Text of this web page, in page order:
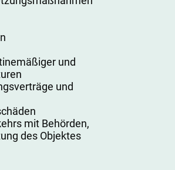
und
und
mit Behörden,
des Objektes